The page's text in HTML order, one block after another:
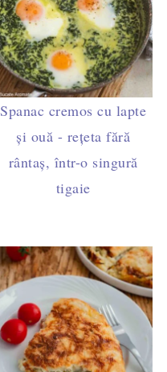
Spanac cremos cu lapte
și ouă - rețeta fără
rântaș, într-o singură
tigaie